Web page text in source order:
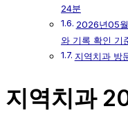
24분
2026년05
와 기록 확인 기
지역치과 방
지역치과